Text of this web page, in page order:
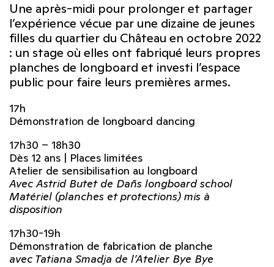
Une après-midi pour prolonger et partager
l’expérience vécue par une dizaine de jeunes
filles du quartier du Château en octobre 2022
: un stage où elles ont fabriqué leurs propres
planches de longboard et investi l’espace
public pour faire leurs premières armes.
17h
Démonstration de longboard dancing
17h30 – 18h30
Dès 12 ans | Places limitées
Atelier de sensibilisation au longboard
Avec Astrid Butet de Dañs longboard school
Matériel (planches et protections) mis à
disposition
17h30-19h
Démonstration de fabrication de planche
avec Tatiana Smadja de l’Atelier Bye Bye